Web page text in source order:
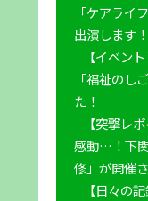
「ケアライ
出演します！
【イベン
「福祉のし
た！
【突撃レポ
感動…！下
修」が開催
【日々の